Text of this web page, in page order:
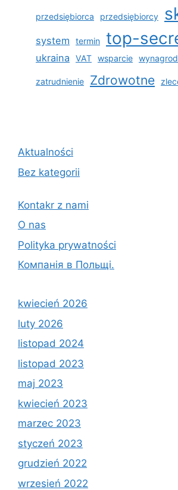
przedsiębiorca przedsiębiorcy
system termin top-
ukraina VAT wsparcie
zatrudnienie Zdrowotne
Aktualności
Bez kategorii
Kontakr z nami
O nas
Polityka prywatności
Компанія в Польщі.
kwiecień 2026
luty 2026
listopad 2024
listopad 2023
maj 2023
kwiecień 2023
marzec 2023
styczeń 2023
grudzień 2022
wrzesień 2022